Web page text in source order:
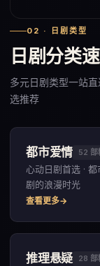
02 · 日剧类型
日剧分类
多元日剧类型一站
选推荐
都市爱情 52 部
心动日剧首选 ·
剧的浪漫时光
查看更多
推理悬疑 28 部